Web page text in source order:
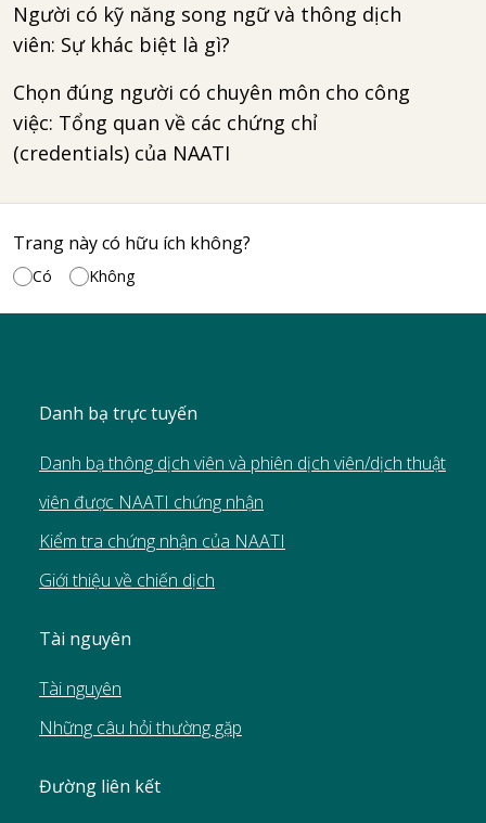
Người có kỹ năng song ngữ và thông dịch
viên: Sự khác biệt là gì?
Chọn đúng người có chuyên môn cho công
việc: Tổng quan về các chứng chỉ
(credentials) của NAATI
Trang này có hữu ích không?
Có Không
Danh bạ trực tuyến
Danh bạ thông dịch viên và phiên dịch viên/dịch thuật
viên được NAATI chứng nhận
Kiểm tra chứng nhận của NAATI
Giới thiệu về chiến dịch
Tài nguyên
Tài nguyên
Những câu hỏi thường gặp
Đường liên kết